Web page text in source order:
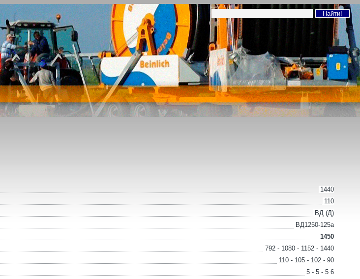
1440
110
ВД (Д)
ВД1250-125а
1450
792 - 1080 - 1152 - 1440
110 - 105 - 102 - 90
5 - 5 - 5 6